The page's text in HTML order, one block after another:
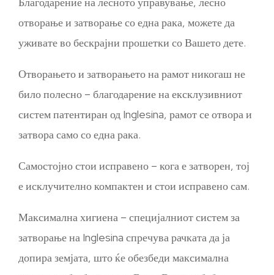
отворање и затворање со една рака, можете да
уживате во бескрајни прошетки со Вашето дете.
Отворањето и затворањето на рамот никогаш не
било полесно – благодарение на ексклузивниот
систем патентиран од Inglesina, рамот се отвора и
затвора само со една рака.
Самостојно стои исправено – кога е затворен, тој
е исклучително компактен и стои исправено сам.
Максимална хигиена – специјалниот систем за
затворање на Inglesina спречува рачката да ја
допира земјата, што ќе обезбеди максимална